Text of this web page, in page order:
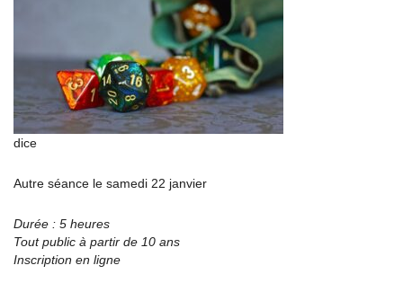
dice
Autre séance le samedi 22 janvier
Durée : 5 heures
Tout public à partir de 10 ans
Inscription en ligne